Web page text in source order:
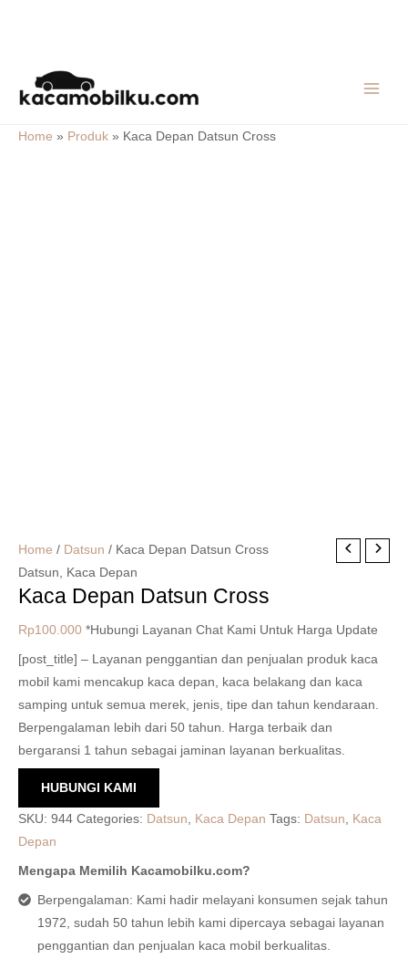
content
Home » Produk » Kaca Depan Datsun Cross
Home / Datsun / Kaca Depan Datsun Cross
Datsun, Kaca Depan
Kaca Depan Datsun Cross
Rp100.000 *Hubungi Layanan Chat Kami Untuk Harga Update
[post_title] – Layanan penggantian dan penjualan produk kaca
mobil kami mencakup kaca depan, kaca belakang dan kaca
samping untuk semua merek, jenis, tipe dan tahun kendaraan.
Berpengalaman lebih dari 50 tahun. Harga terbaik dan
bergaransi 1 tahun sebagai jaminan layanan berkualitas.
HUBUNGI KAMI
SKU: 944 Categories: Datsun, Kaca Depan Tags: Datsun, Kaca
Depan
Mengapa Memilih Kacamobilku.com?
Berpengalaman: Kami hadir melayani konsumen sejak tahun
1972, sudah 50 tahun lebih kami dipercaya sebagai layanan
penggantian dan penjualan kaca mobil berkualitas.